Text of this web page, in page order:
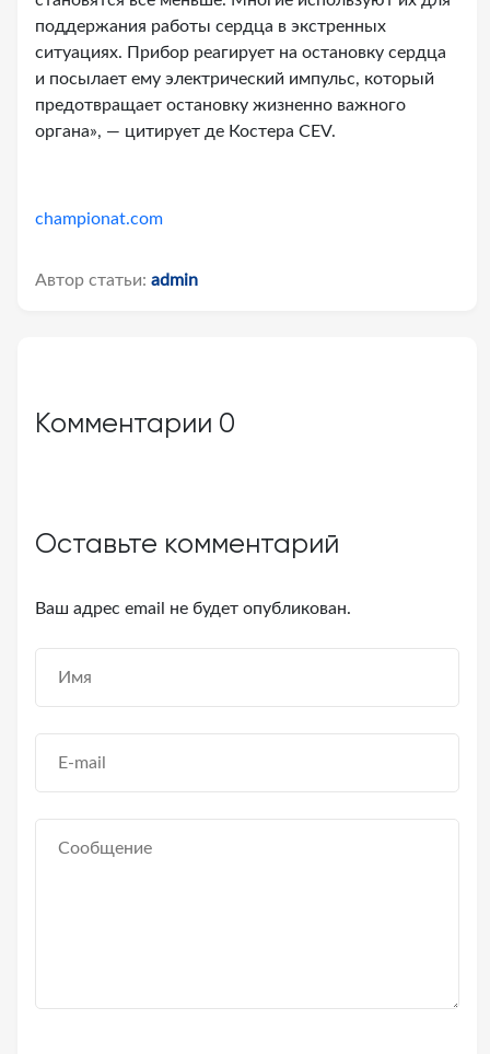
поддержания работы сердца в экстренных
ситуациях. Прибор реагирует на остановку сердца
и посылает ему электрический импульс, который
предотвращает остановку жизненно важного
органа», — цитирует де Костера CEV.
championat.com
Автор статьи: admin
Комментарии 0
Оставьте комментарий
Ваш адрес email не будет опубликован.